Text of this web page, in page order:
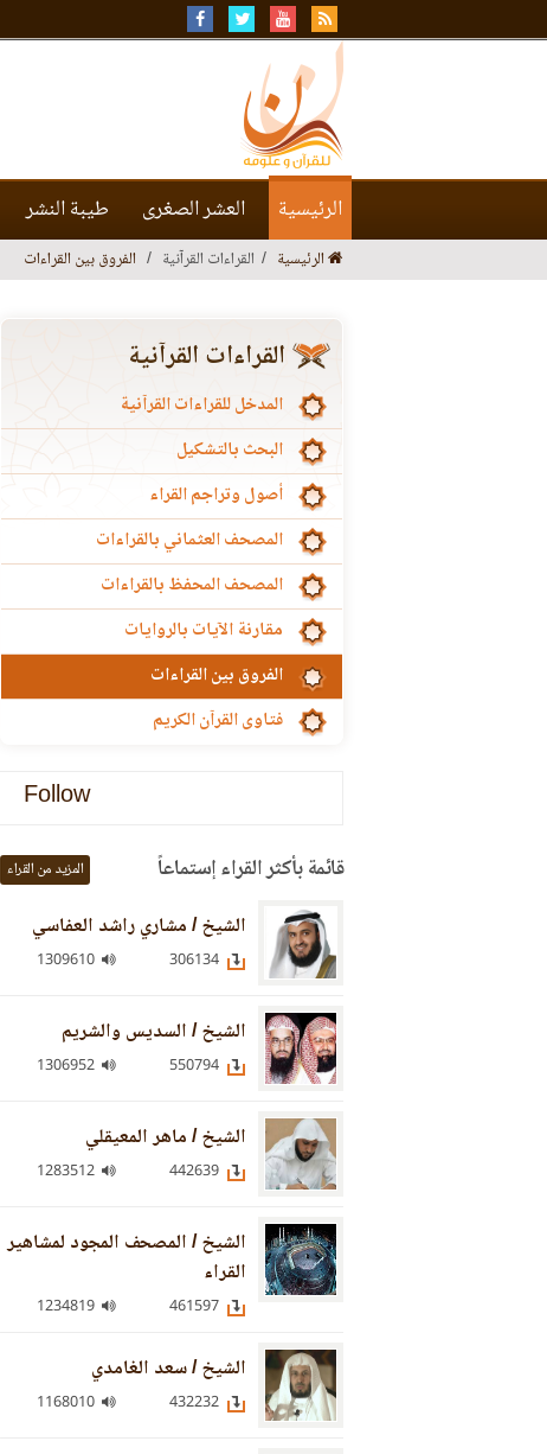
الرئيسية العشر الصغرى طيبة النشر
الرئيسية القراءات القرآنية الفروق بين القراءات
القراءات القرآنية
المدخل للقراءات القرآنية
البحث بالتشكيل
أصول وتراجم القراء
المصحف العثماني بالقراءات
المصحف المحفظ بالقراءات
مقارنة الآيات بالروايات
الفروق بين القراءات
فتاوى القرآن الكريم
Follow
قائمة بأكثر القراء إستماعاً المزيد من القراء
الشيخ / مشاري راشد العفاسي
الشيخ / السديس والشريم
الشيخ / ماهر المعيقلي
الشيخ / المصحف المجود لمشاهير
القراء
الشيخ / سعد الغامدي